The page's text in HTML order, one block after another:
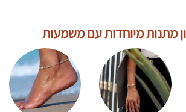
מתנות מיוחדות עם משמעות